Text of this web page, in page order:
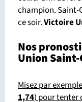
champion. Saint-
ce soir.Victoire
Nos
Union
Misez par
1,74) pour tenter